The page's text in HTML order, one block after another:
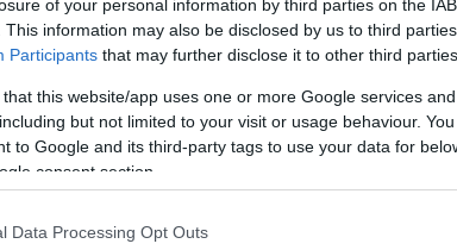
of your personal information by third parties on the
This information may also be disclosed by us to third
Participants that may further disclose it to other third parties.
that this website/app uses one or more Google services
but not limited to your visit or usage behaviour.
to Google and its third-party tags to use your data for
consent section.
Data Processing Opt Outs